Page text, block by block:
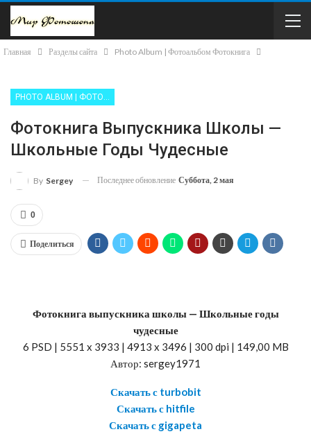
Главная Разделы сайта Photo Album | Фотоальбом Фотокнига
Фотокнига Выпускника Школы —
Школьные Годы Чудесные
By Sergey Последнее обновление Суббота, 2 мая
0
Поделиться
Фотокнига выпускника школы — Школьные годы
чудесные
6 PSD | 5551 x 3933 | 4913 x 3496 | 300 dpi | 149,00 MB
Автор: sergey1971
Скачать с turbobit
Скачать с hitfile
Скачать с gigapeta